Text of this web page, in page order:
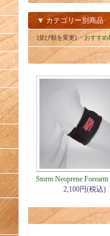
▼ カテゴリー別商品
[並び順を変更]・おすすめ
Storm Neoprene
2,100円(税込)